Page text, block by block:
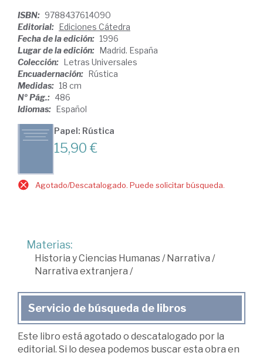
ISBN: 9788437614090
Editorial: Ediciones Cátedra
Fecha de la edición: 1996
Lugar de la edición: Madrid. España
Colección: Letras Universales
Encuadernación: Rústica
Medidas: 18 cm
Nº Pág.: 486
Idiomas: Español
Papel: Rústica
15,90 €
Agotado/Descatalogado. Puede solicitar búsqueda.
Materias:
Historia y Ciencias Humanas/Narrativa /
Narrativa extranjera /
Servicio de búsqueda de libros
Este libro está agotado o descatalogado por la
editorial. Si lo desea podemos buscar esta obra en